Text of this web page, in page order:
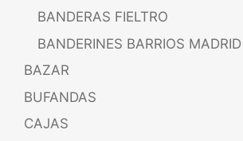
BANDERAS FIELTRO
BANDERINES BARRIOS MADRID
BAZAR
BUFANDAS
CAJAS